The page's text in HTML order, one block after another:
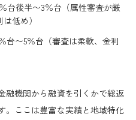
％台後半〜3％台（属性審査が厳
低め）
％台〜5％台（審査は柔軟、金利
融機関から融資を引くかで総返
。ここは豊富な実績と地域特化